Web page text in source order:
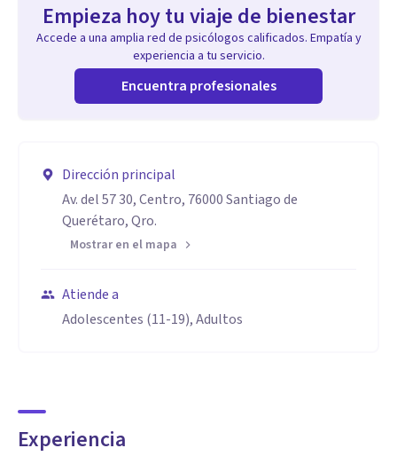
Empieza hoy tu viaje de bienestar
Accede a una amplia red de psicólogos calificados. Empatía y
experiencia a tu servicio.
Encuentra profesionales
Dirección principal
Av. del 57 30, Centro, 76000 Santiago de
Querétaro, Qro.
Mostrar en el mapa
Atiende a
Adolescentes (11-19), Adultos
Experiencia